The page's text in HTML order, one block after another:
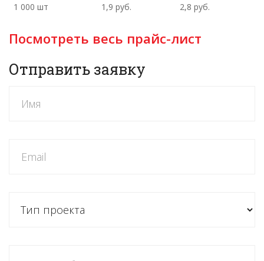
1 000 шт
1,9 руб. 2,8 руб.
Посмотреть весь прайс-лист
Отправить заявку